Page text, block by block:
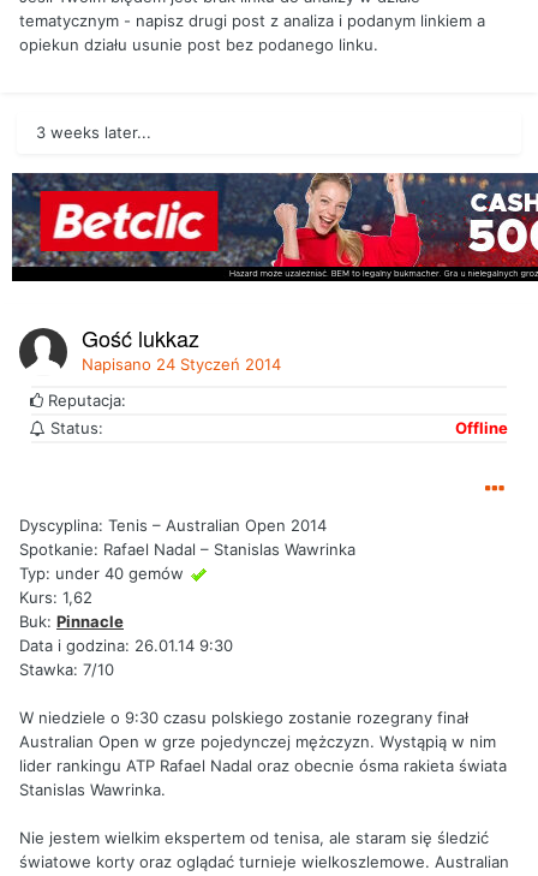
tematycznym - napisz drugi post z analiza i podanym linkiem a
opiekun działu usunie post bez podanego linku.
3 weeks later...
Gość lukkaz
Napisano 24 Styczeń 2014
Reputacja:
Status:
Offline
Dyscyplina: Tenis – Australian Open 2014
Spotkanie: Rafael Nadal – Stanislas Wawrinka
Typ: under 40 gemów
Kurs: 1,62
Buk: Pinnacle
Data i godzina: 26.01.14 9:30
Stawka: 7/10
W niedziele o 9:30 czasu polskiego zostanie rozegrany finał
Australian Open w grze pojedynczej mężczyzn. Wystąpią w nim
lider rankingu ATP Rafael Nadal oraz obecnie ósma rakieta świata
Stanislas Wawrinka.
Nie jestem wielkim ekspertem od tenisa, ale staram się śledzić
światowe korty oraz oglądać turnieje wielkoszlemowe. Australian